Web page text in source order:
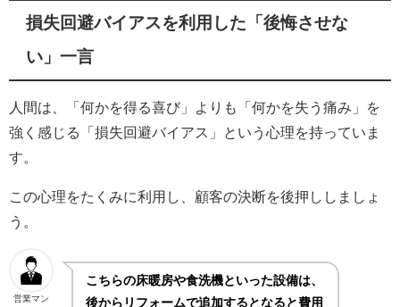
損失回避バイアスを利用した「後悔させな
い」一言
人間は、「何かを得る喜び」よりも「何かを失う痛み」を
強く感じる「損失回避バイアス」という心理を持っていま
す。
この心理をたくみに利用し、顧客の決断を後押ししましょ
う。
営業マン
こちらの床暖房や食洗機といった設備は、
後からリフォームで追加するとなると費用